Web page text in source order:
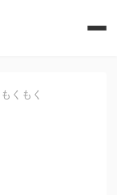
くもく